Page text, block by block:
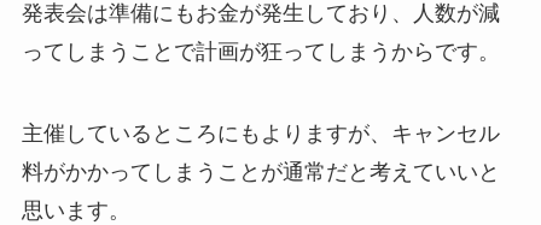
発表会は準備にもお金が発生しており、人数が減
ってしまうことで計画が狂ってしまうからです。
主催しているところにもよりますが、キャンセル
料がかかってしまうことが通常だと考えていいと
思います。